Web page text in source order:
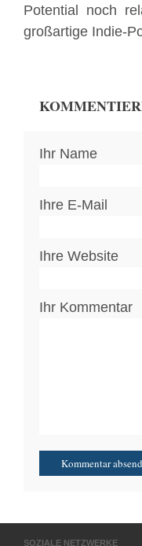
Potential noch
großartige Indie-
Ihr Name
Ihre E-Mail
Ihre Website
Ihr Kommentar
SOZIALE NETZWERKE